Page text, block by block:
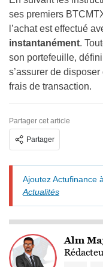
ses premiers
l’achat est effectué
instantanément.
son portefeuille,
s’assurer de
frais de transaction.
Partager cet article
Partager
Ajoutez Actufinance
Actualités
Alm